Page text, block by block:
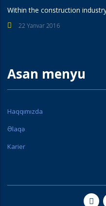
Within the construction
22 Yanvar 2016
Asan menyu
Haqqımızda
Əlaqə
Karier